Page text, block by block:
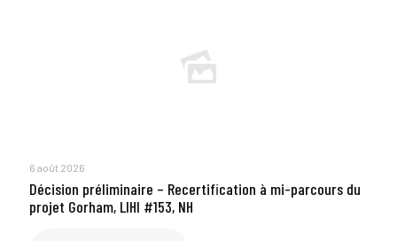
6 août 2026
Décision préliminaire – Recertification à mi-parcours du
projet Gorham, LIHI #153, NH